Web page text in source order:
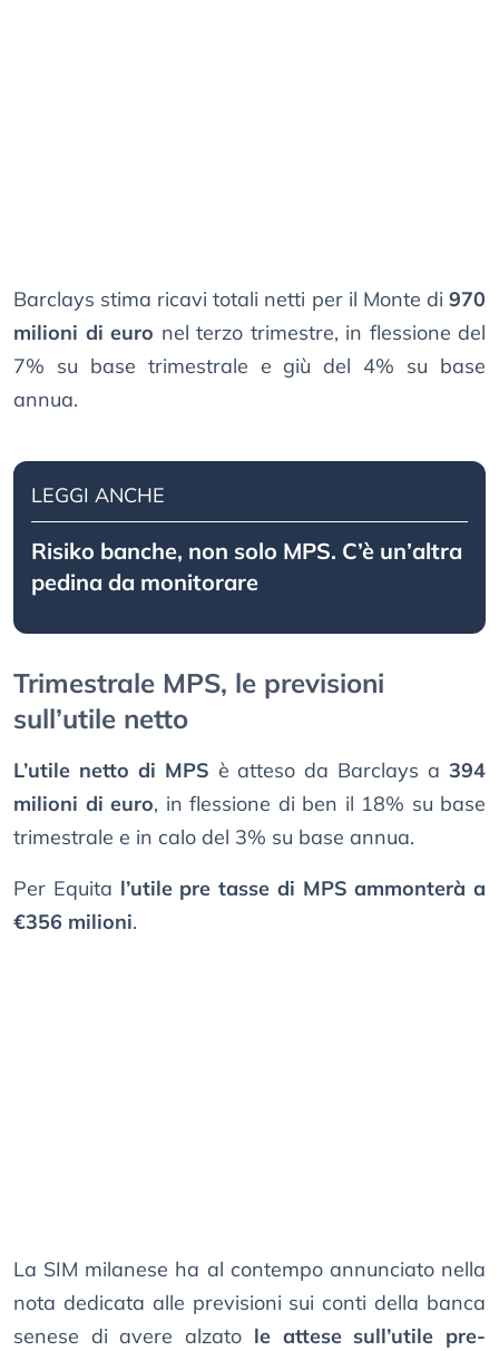
Barclays stima ricavi totali netti per il Monte di 970
milioni di euro nel terzo trimestre, in flessione del
7% su base trimestrale e giù del 4% su base
annua.
LEGGI ANCHE
Risiko banche, non solo MPS. C’è un’altra
pedina da monitorare
Trimestrale MPS, le previsioni
sull’utile netto
L’utile netto di MPS è atteso da Barclays a394
milioni di euro, in flessione di ben il 18% su base
trimestrale e in calo del 3% su base annua.
Per Equita l’utile pre tasse di MPS ammonterà a
€356 milioni.
La SIM milanese ha al contempo annunciato nella
nota dedicata alle previsioni sui conti della banca
senese di avere alzato le attese sull’utile pre-